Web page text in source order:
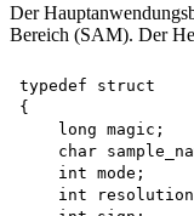
Der
Bereich (SAM). Der
typedef struct
{
    long magic;
char
    int mode;
int